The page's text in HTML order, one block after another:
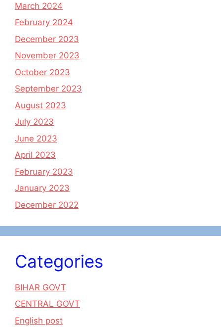
March 2024
February 2024
December 2023
November 2023
October 2023
September 2023
August 2023
July 2023
June 2023
April 2023
February 2023
January 2023
December 2022
Categories
BIHAR GOVT
CENTRAL GOVT
English post